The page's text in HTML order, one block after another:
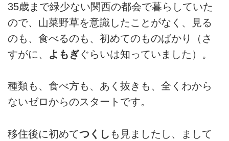
35歳まで緑少ない関西の都会で暮らしていた
ので、山菜野草を意識したことがなく、見る
のも、食べるのも、初めてのものばかり（さ
すがに、 よもぎぐらいは知っていました）。
種類も、食べ方も、あく抜きも、全くわから
ないゼロからのスタートです。
移住後に初めてつくし も見ましたし、まして